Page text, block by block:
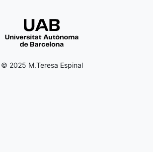
© 2025 M.Teresa Espinal